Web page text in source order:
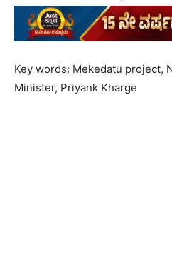
Key words: Mekedatu project,
Minister, Priyank Kharge